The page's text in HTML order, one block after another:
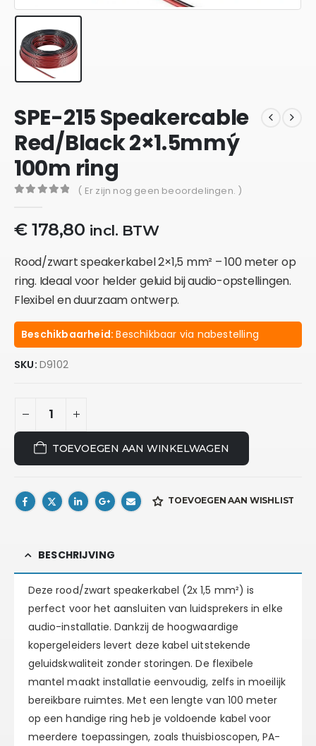
SPE-215 Speakercable
Red/Black 2×1.5mmý
100m ring
( Er zijn nog geen beoordelingen. )
€178,80 incl. BTW
Rood/zwart speakerkabel 2×1,5 mm² – 100 meter op
ring. Ideaal voor helder geluid bij audio-opstellingen.
Flexibel en duurzaam ontwerp.
Beschikbaarheid:Beschikbaar via nabestelling
SKU: D9102
TOEVOEGEN AAN WINKELWAGEN
TOEVOEGEN AAN WISHLIST
BESCHRIJVING
Deze rood/zwart speakerkabel (2x 1,5 mm²) is
perfect voor het aansluiten van luidsprekers in elke
audio-installatie. Dankzij de hoogwaardige
kopergeleiders levert deze kabel uitstekende
geluidskwaliteit zonder storingen. De flexibele
mantel maakt installatie eenvoudig, zelfs in moeilijk
bereikbare ruimtes. Met een lengte van 100 meter
op een handige ring heb je voldoende kabel voor
meerdere toepassingen, zoals thuisbioscopen, PA-